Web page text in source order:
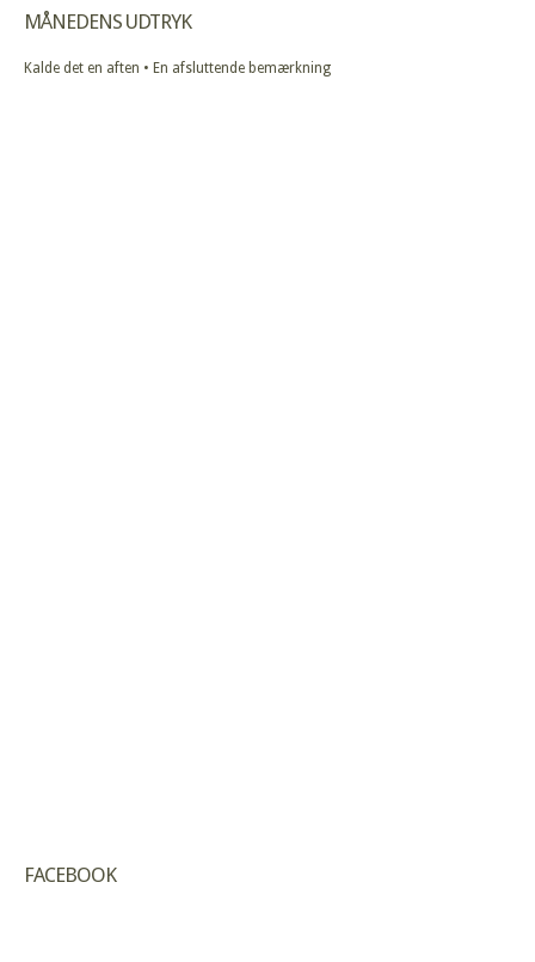
MÅNEDENS UDTRYK
Kalde det en aften • En afsluttende bemærkning
FACEBOOK